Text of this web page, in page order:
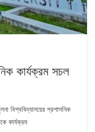
কার্যক্রম সচল
বিশ্ববিদ্যালয়ের প্রশাসনিক
কার্যক্রম